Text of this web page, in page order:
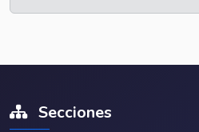
Secciones